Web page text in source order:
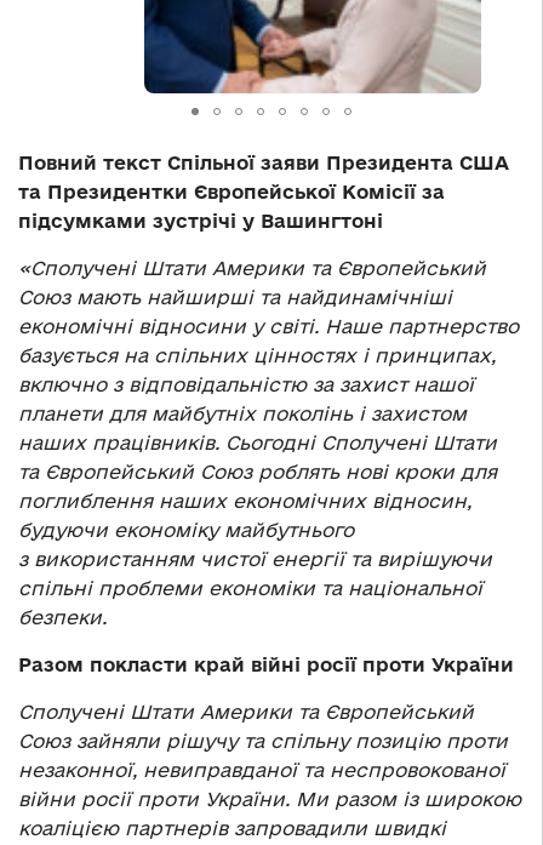
Повний текст Спільної заяви Президента США
та Президентки Європейської Комісії за
підсумками зустрічі у Вашингтоні
«Сполучені Штати Америки та Європейський
Союз мають найширші та найдинамічніші
економічні відносини у світі. Наше партнерство
базується на спільних цінностях і принципах,
включно з відповідальністю за захист нашої
планети для майбутніх поколінь і захистом
наших працівників. Сьогодні Сполучені Штати
та Європейський Союз роблять нові кроки для
поглиблення наших економічних відносин,
будуючи економіку майбутнього
з використанням чистої енергії та вирішуючи
спільні проблеми економіки та національної
безпеки.
Разом покласти край війні росії проти України
Сполучені Штати Америки та Європейський
Союз зайняли рішучу та спільну позицію проти
незаконної, невиправданої та неспровокованої
війни росії проти України. Ми разом із широкою
коаліцією партнерів запровадили швидкі